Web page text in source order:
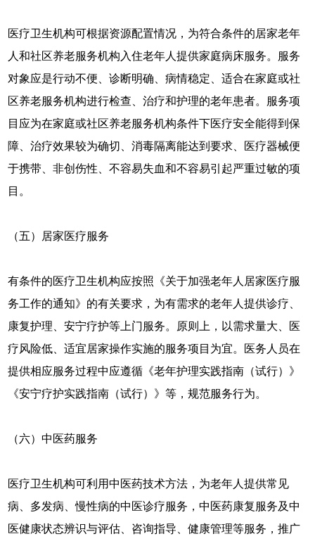
医疗卫生机构可根据资源配置情况，为符合条件的居家老年
人和社区养老服务机构入住老年人提供家庭病床服务。服务
对象应是行动不便、诊断明确、病情稳定、适合在家庭或社
区养老服务机构进行检查、治疗和护理的老年患者。服务项
目应为在家庭或社区养老服务机构条件下医疗安全能得到保
障、治疗效果较为确切、消毒隔离能达到要求、医疗器械便
于携带、非创伤性、不容易失血和不容易引起严重过敏的项
目。
（五）居家医疗服务
有条件的医疗卫生机构应按照《关于加强老年人居家医疗服
务工作的通知》的有关要求，为有需求的老年人提供诊疗、
康复护理、安宁疗护等上门服务。原则上，以需求量大、医
疗风险低、适宜居家操作实施的服务项目为宜。医务人员在
提供相应服务过程中应遵循《老年护理实践指南（试行）》
《安宁疗护实践指南（试行）》等，规范服务行为。
（六）中医药服务
医疗卫生机构可利用中医药技术方法，为老年人提供常见
病、多发病、慢性病的中医诊疗服务，中医药康复服务及中
医健康状态辨识与评估、咨询指导、健康管理等服务，推广